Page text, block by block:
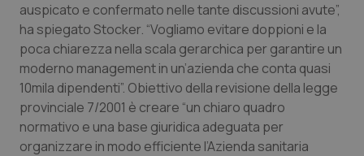
Lombardia
Marche
Molise
Piemonte
Dolore
Donna & Salute
Epatiti
HIV
auspicato e confermato nelle tante discussioni avute”,
ha spiegato Stocker. “Vogliamo evitare doppioni e la
poca chiarezza nella scala gerarchica per garantire un
moderno management in un’azienda che conta quasi
10mila dipendenti”. Obiettivo della revisione della legge
provinciale 7/2001 è creare “un chiaro quadro
normativo e una base giuridica adeguata per
organizzare in modo efficiente l’Azienda sanitaria